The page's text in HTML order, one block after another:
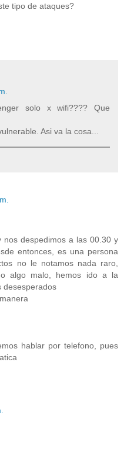
tipo de ataques?
solo x wifi???? Que
Asi va la cosa...
despedimos a las 00.30 y
entonces, es una persona
no le notamos nada raro,
algo malo, hemos ido a la
desesperados
hablar por telefono, pues